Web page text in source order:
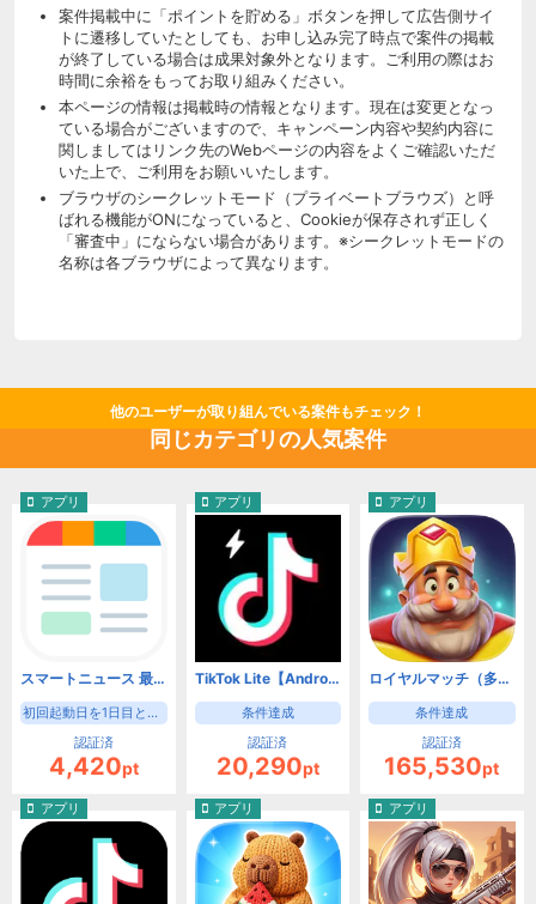
案件掲載中に「ポイントを貯める」ボタンを押して広告側サイ
トに遷移していたとしても、お申し込み完了時点で案件の掲載
が終了している場合は成果対象外となります。ご利用の際はお
時間に余裕をもってお取り組みください。
本ページの情報は掲載時の情報となります。現在は変更となっ
ている場合がございますので、キャンペーン内容や契約内容に
関しましてはリンク先のWebページの内容をよくご確認いただ
いた上で、ご利用をお願いいたします。
ブラウザのシークレットモード（プライベートブラウズ）と呼
ばれる機能がONになっていると、Cookieが保存されず正しく
「審査中」にならない場合があります。※シークレットモードの
名称は各ブラウザによって異なります。
他のユーザーが取り組んでいる案件もチェック！
同じカテゴリの人気案件
アプリ
スマートニュース 最新ニュースや天気・天気予報、クーポンも（初回起動日を1日目として8日目の起動）【Android】
初回起動日を1日目として8日目の起動
認証済
4,420pt
アプリ
TikTok Lite【Android】
条件達成
認証済
20,290pt
アプリ
ロイヤルマッチ（多段階）【Android】
条件達成
認証済
165,530pt
アプリ アプリ アプリ